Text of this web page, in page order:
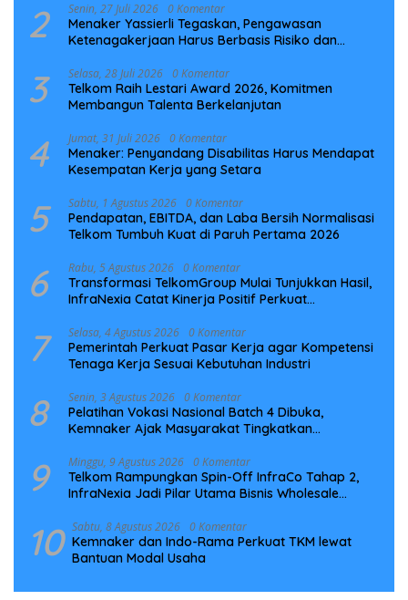
2 Senin, 27 Juli 2026 0 Komentar
Menaker Yassierli Tegaskan, Pengawasan
Ketenagakerjaan Harus Berbasis Risiko dan
3 Selasa, 28 Juli 2026 0 Komentar
Telkom Raih Lestari Award 2026, Komitmen
Membangun Talenta Berkelanjutan
4 Jumat, 31 Juli 2026 0 Komentar
Menaker: Penyandang Disabilitas Harus Mendapat
Kesempatan Kerja yang Setara
5 Sabtu, 1 Agustus 2026 0 Komentar
Pendapatan, EBITDA, dan Laba Bersih Normalisasi
Telkom Tumbuh Kuat di Paruh Pertama 2026
6 Rabu, 5 Agustus 2026 0 Komentar
Transformasi TelkomGroup Mulai Tunjukkan Hasil,
InfraNexia Catat Kinerja Positif Perkuat
7 Selasa, 4 Agustus 2026 0 Komentar
Pemerintah Perkuat Pasar Kerja agar Kompetensi
Tenaga Kerja Sesuai Kebutuhan Industri
8 Senin, 3 Agustus 2026 0 Komentar
Pelatihan Vokasi Nasional Batch 4 Dibuka,
Kemnaker Ajak Masyarakat Tingkatkan
9 Minggu, 9 Agustus 2026 0 Komentar
Telkom Rampungkan Spin-Off InfraCo Tahap 2,
InfraNexia Jadi Pilar Utama Bisnis Wholesale
10 Sabtu, 8 Agustus 2026 0 Komentar
Kemnaker dan Indo-Rama Perkuat TKM lewat
Bantuan Modal Usaha